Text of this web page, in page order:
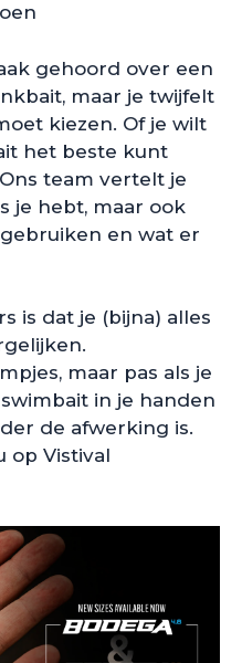
gehoord over een
maar je twijfelt
kiezen. Of je wilt
het beste kunt
team vertelt je
je hebt, maar ook
en wat er
is dat je (bijna) alles
maar pas als je
in je handen
de afwerking is.
op Vistival